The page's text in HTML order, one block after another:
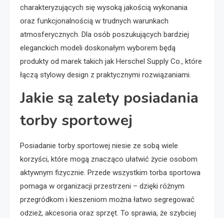
charakteryzujących się wysoką jakością wykonania
oraz funkcjonalnością w trudnych warunkach
atmosferycznych. Dla osób poszukujących bardziej
eleganckich modeli doskonałym wyborem będą
produkty od marek takich jak Herschel Supply Co., które
łączą stylowy design z praktycznymi rozwiązaniami.
Jakie są zalety posiadania
torby sportowej
Posiadanie torby sportowej niesie ze sobą wiele
korzyści, które mogą znacząco ułatwić życie osobom
aktywnym fizycznie. Przede wszystkim torba sportowa
pomaga w organizacji przestrzeni – dzięki różnym
przegródkom i kieszeniom można łatwo segregować
odzież, akcesoria oraz sprzęt. To sprawia, że szybciej